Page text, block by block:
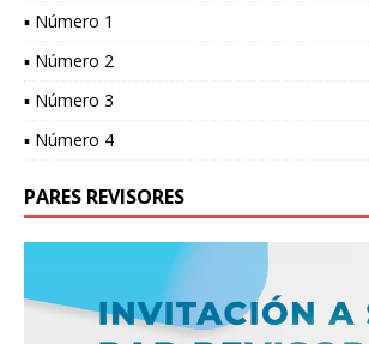
▪ Número 1
▪ Número 2
▪ Número 3
▪ Número 4
PARES REVISORES